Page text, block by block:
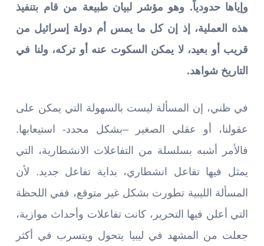
وإياها حدودياً. وهو مؤشر لبيان طبيعة من قام بتنفيذ
هذه العملية، إذ إن كل ما يمس أم دولة إسرائيل من
قريب أو بعيد، لا يمكن السكوت عنه أو تركه، ولنا في
التاريخ شواهد.
في ظني، إن المسألة ليست بالسهولة التي يمكن على
عقولنا، أو عقلي الصغير –بشكل محدد- استيعابها.
فالأمر أشبه بسلسلة من التفاعلات الانشطارية، التي
يمثل فيها تفاعل انشطاري، بداية تفاعل جديد. لأن
المسألة الليبية تطورت بشكل غير متوقع، ففي اللحظة
التي أعلن فيها التحرير، كانت تفاعلات وأحداث موازية،
جعلت من المشهد في ليبيا يتحول ويتسرب في أكثر